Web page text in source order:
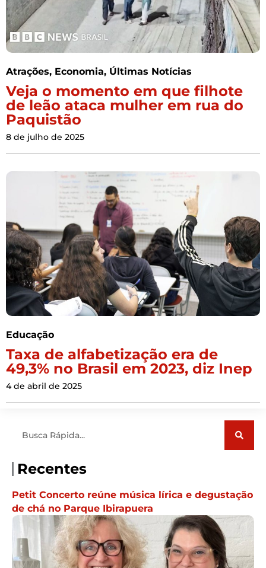
Atrações, Economia, Últimas Notícias
Veja o momento em que filhote
de leão ataca mulher em rua do
Paquistão
8 de julho de 2025
Educação
Taxa de alfabetização era de
49,3% no Brasil em 2023, diz Inep
4 de abril de 2025
Recentes
Petit Concerto reúne música lírica e degustação
de chá no Parque Ibirapuera